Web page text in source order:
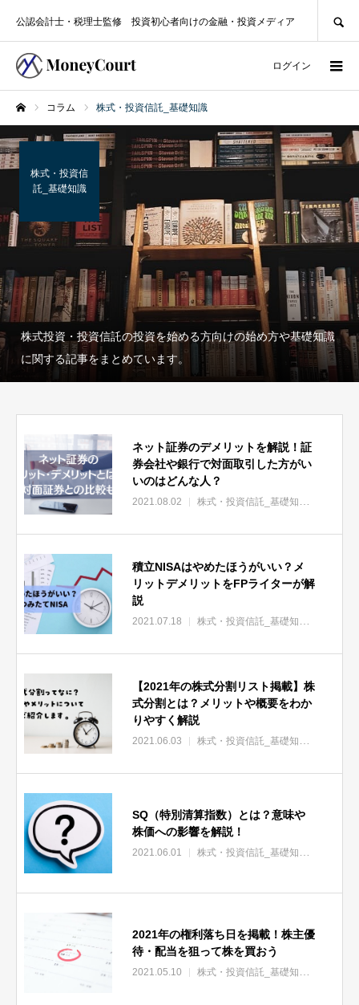
公認会計士・税理士監修 投資初心者向けの金融・投資メディア
ログイン
コラム 株式・投資信託_基礎知識
株式・投資信
託_基礎知識
株式投資・投資信託の投資を始める方向けの始め方や基礎知識
に関する記事をまとめています。
ネット証券のデメリットを解説！証
券会社や銀行で対面取引した方がい
いのはどんな人？
2021.08.02 株式・投資信託_基礎知識
積立NISAはやめたほうがいい？メ
リットデメリットをFPライターが解
説
2021.07.18 株式・投資信託_基礎知識
【2021年の株式分割リスト掲載】株
式分割とは？メリットや概要をわか
りやすく解説
2021.06.03 株式・投資信託_基礎知識
SQ（特別清算指数）とは？意味や
株価への影響を解説！
2021.06.01 株式・投資信託_基礎知識
2021年の権利落ち日を掲載！株主優
待・配当を狙って株を買おう
2021.05.10 株式・投資信託_基礎知識